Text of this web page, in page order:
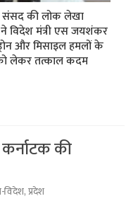
संसद की लोक लेखा
विदेश मंत्री एस जयशंकर
और मिसाइल हमलों के
को लेकर तत्काल कदम
की
विदेश,प्रदेश